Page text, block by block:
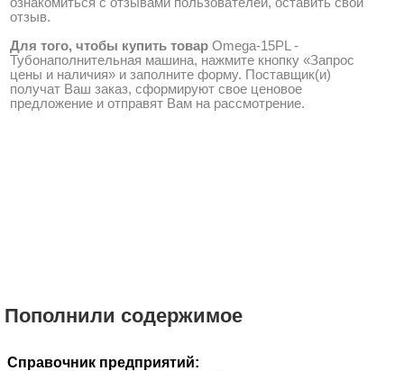
ознакомиться с отзывами пользователей, оставить свой
отзыв.
Для того, чтобы купить товар Omega-15PL -
Тубонаполнительная машина, нажмите кнопку «Запрос
цены и наличия» и заполните форму. Поставщик(и)
получат Ваш заказ, сформируют свое ценовое
предложение и отправят Вам на рассмотрение.
Пополнили содержимое
Справочник предприятий: